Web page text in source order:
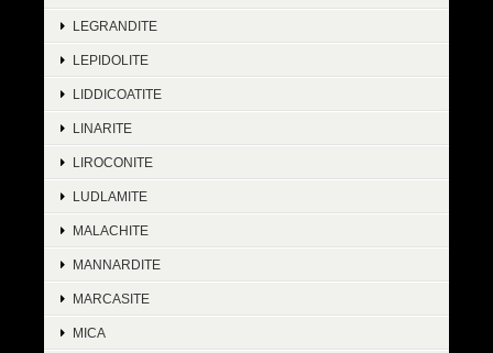
LEGRANDITE
LEPIDOLITE
LIDDICOATITE
LINARITE
LIROCONITE
LUDLAMITE
MALACHITE
MANNARDITE
MARCASITE
MICA